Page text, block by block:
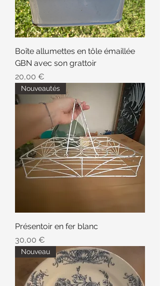
Boîte allumettes en tôle émaillée
GBN avec son grattoir
Prix
20,00 €
Nouveautés
Présentoir en fer blanc
Prix
30,00 €
Nouveau